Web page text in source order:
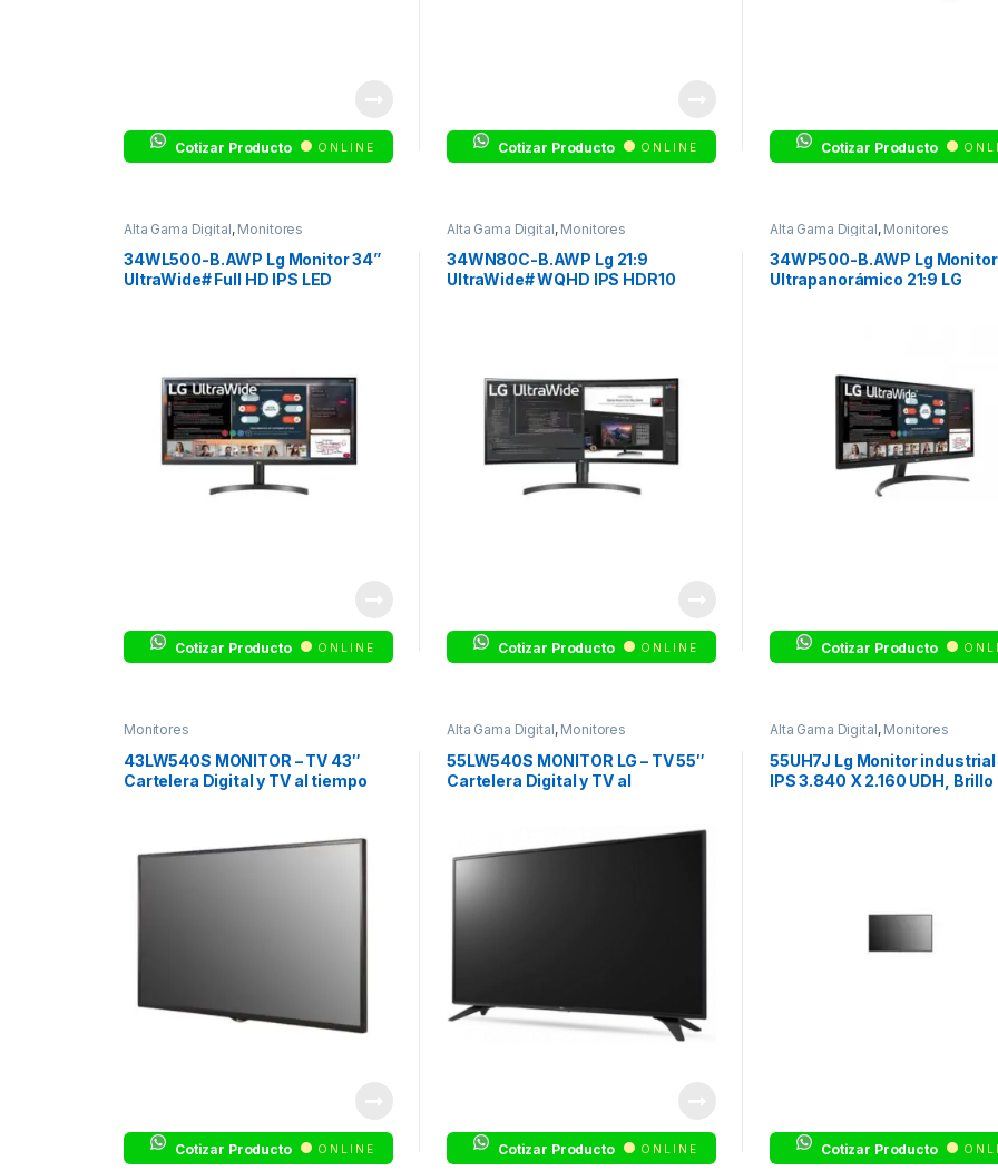
Cotizar Producto ONLINE Cotizar Producto ONLINE Cotizar Producto
Alta Gama Digital, Monitores
34WL500-B.AWP Lg Monitor 34”
UltraWide# Full HD IPS LED
Cotizar Producto ONLINE
Alta Gama Digital, Monitores
34WN80C-B.AWP Lg 21:9
UltraWide# WQHD IPS HDR10
Cotizar Producto ONLINE
Alta Gama Digital, Monitores
34WP500-B.AWP Lg Monitor
Ultrapanorámico 21:9 LG
Cotizar Producto
Monitores
43LW540S MONITOR – TV 43″
Cartelera Digital y TV al tiempo
Cotizar Producto ONLINE
Alta Gama Digital, Monitores
55LW540S MONITOR LG – TV 55″
Cartelera Digital y TV al
Cotizar Producto ONLINE
Alta Gama Digital, Monitores
55UH7J Lg Monitor industrial
IPS 3.840 X 2.160 UDH, Brillo
Cotizar Producto